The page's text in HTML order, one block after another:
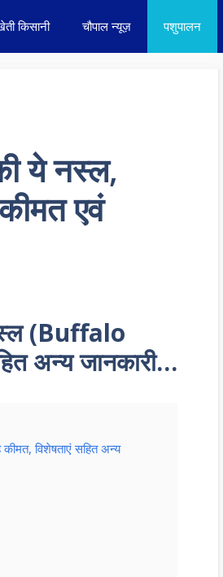
किसानी चौपाल न्यूज़ पशुपालन
ये नस्ल,
एवं
(Buffalo
अन्य जानकारी…
विशेषताएं सहित अन्य